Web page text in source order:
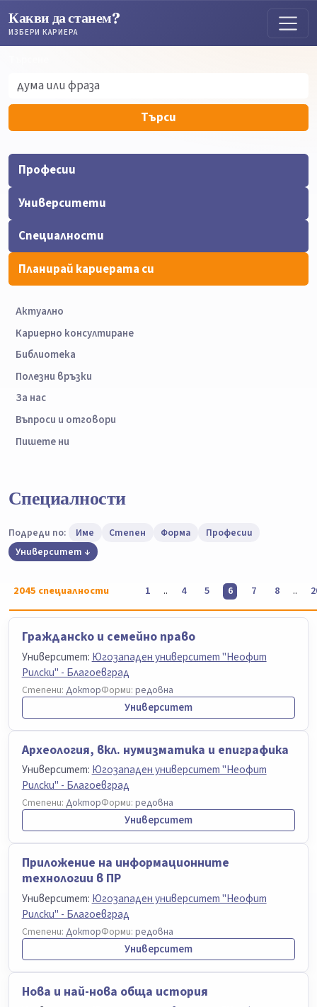
Какви да станем?
ИЗБЕРИ КАРИЕРА
Търси
Професии
Университети
Специалности
Планирай кариерата си
Актуално
Кариерно консултиране
Библиотека
Полезни връзки
За нас
Въпроси и отговори
Пишете ни
Специалности
Подреди по: Име Степен Форма
Професии
Университет
2045 специалности 1 .. 4 5 6 7 8 ..
Гражданско и семейно право
Университет: Югозападен университет "Неофит
Рилски" - Благоевград
Степени: ДокторФорми: редовна
Университет
Археология, вкл. нумизматика и епиграфика
Университет: Югозападен университет "Неофит
Рилски" - Благоевград
Степени: ДокторФорми: редовна
Университет
Приложение на информационните
технологии в ПР
Университет: Югозападен университет "Неофит
Рилски" - Благоевград
Степени: ДокторФорми: редовна
Университет
Нова и най-нова обща история